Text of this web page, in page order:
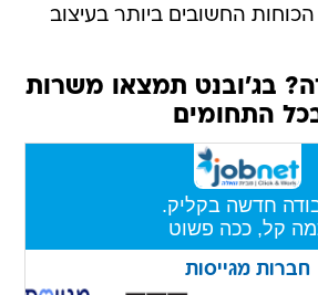
החשובים ביותר בעיצוב
בג'ובנט תמצאו משרות
התחומים